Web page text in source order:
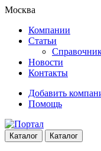
Skip
navigation
Skip
content
Москва
Компании
Статьи
Новости
Контакты
Добавить
Помощь
Каталог Каталог